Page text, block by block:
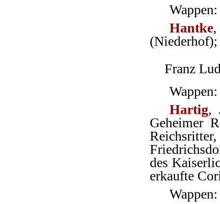
Hantke
(Niederhof);
Franz
Hartig,
Geheimer
des
erkaufte